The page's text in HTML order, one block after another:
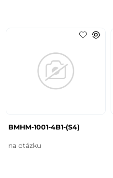
BMHM-1001-4B1-(S4)
na otázku